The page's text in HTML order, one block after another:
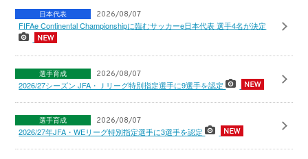
日本代表 2026/08/07
FIFAe Continental Championshipに臨むサッカーe日本代表 選手4名が決定
選手育成 2026/08/07
2026/27シーズン JFA・Ｊリーグ特別指定選手に9選手を認定
選手育成 2026/08/07
2026/27年JFA・WEリーグ特別指定選手に3選手を認定